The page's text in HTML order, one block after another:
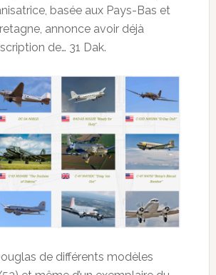
basée aux Pays-Bas et
annonce avoir déjà
de… 31 Dak.
de différents modèles